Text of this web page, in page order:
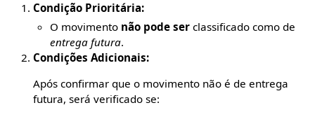
Condição Prioritária:
O movimento não pode ser classificado como de
entrega futura.
Condições Adicionais:
Após confirmar que o movimento não é de entrega
futura, será verificado se: